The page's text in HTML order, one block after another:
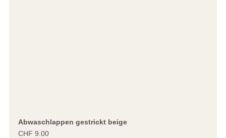
Abwaschlappen gestrickt beige
CHF 9.00